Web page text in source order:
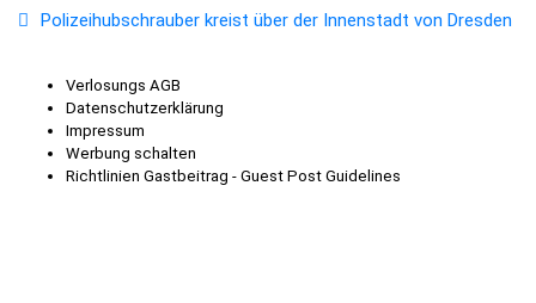
Polizeihubschrauber kreist über der Innenstadt von Dresden
Verlosungs AGB
Datenschutzerklärung
Impressum
Werbung schalten
Richtlinien Gastbeitrag - Guest Post Guidelines